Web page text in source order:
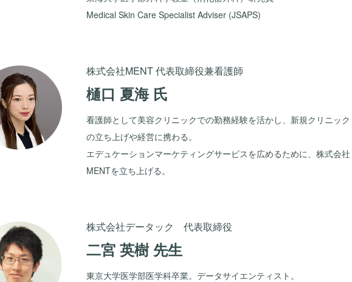
Medical Skin Care Specialist Adviser (JSAPS)
株式会社MENT 代表取締役兼看護師
樋口 夏海 氏
看護師として美容クリニックでの勤務経験を活かし、新規クリニック
の立ち上げや経営に携わる。
エデュケーションマーケティングサービスを広めるために、株式会社
MENTを立ち上げる。
株式会社データック 代表取締役
二宮 英樹 先生
東京大学医学部医学科卒業。データサイエンティスト。